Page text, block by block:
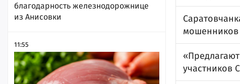
благодарность железнодорожнице
из Анисовки
11:55
мошенников
участников